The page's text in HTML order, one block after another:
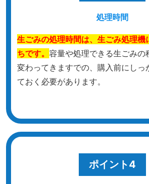
処理時間
生ごみの処理時間は、生ごみ処理機
ちです。 容量や処理できる生ごみの
変わってきますでの、購入前にしっ
ておく必要があります。
ポイント4